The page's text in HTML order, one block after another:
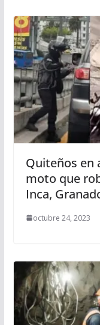
Quiteños en
moto que
Inca,
octubre 24, 2023